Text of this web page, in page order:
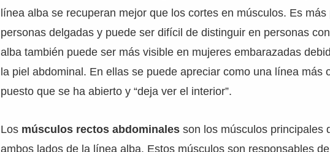
línea alba se recuperan mejor que los cortes en músculos. Es
personas delgadas y puede ser difícil de distinguir en personas
alba también puede ser más visible en mujeres embarazadas
la piel abdominal. En ellas se puede apreciar como una línea más
puesto que se ha abierto y “deja ver el interior”.
Los músculos rectos abdominalesson los músculos principales
ambos lados de la línea alba. Estos músculos son responsables